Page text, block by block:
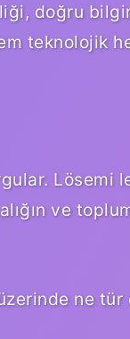
doğru
teknolojik
ve
ne tür